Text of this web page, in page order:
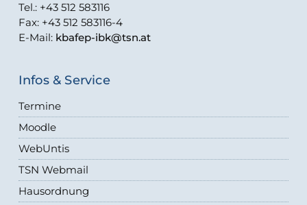
Tel.: +43 512 583116
Fax: +43 512 583116-4
E-Mail: kbafep-ibk@tsn.at
Infos & Service
Termine
Moodle
WebUntis
TSN Webmail
Hausordnung